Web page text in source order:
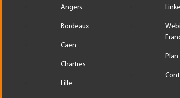
Angers
Bordeaux
Caen
Chartres
Lille